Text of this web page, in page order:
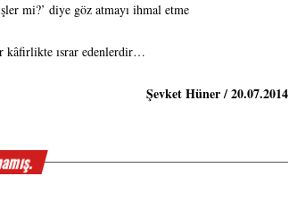
mi?’ diye göz atmayı ihmal etme
kâfirlikte ısrar edenlerdir…
Şevket Hüner / 20.07.2014